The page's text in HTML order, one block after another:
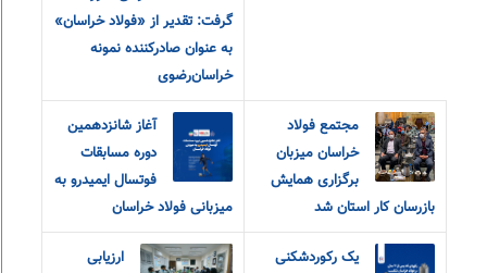
گرفت: تقدیر از «فولاد خراسان»
به عنوان صادرکننده نمونه
خراسان‌رضوی
مجتمع فولاد
خراسان میزبان
برگزاری همایش
بازرسان کار استان شد
آغاز شانزدهمین
دوره مسابقات
فوتسال ایمیدرو به
میزبانی فولاد خراسان
یک رکوردشکنی
ارزیابی